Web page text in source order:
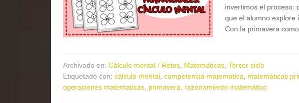
invertimos el proceso:
que el alumno explore
Con la primavera
Archivado en: Cálculo mental / Retos Matemáticas Tercer ciclo
Etiquetado con: cálculo mental competencia matemática matemáticas
operaciones matematicas primavera razonamiento matemático